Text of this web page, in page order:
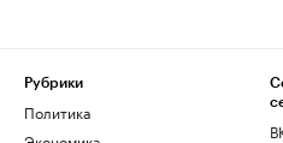
Рубрики
Политика